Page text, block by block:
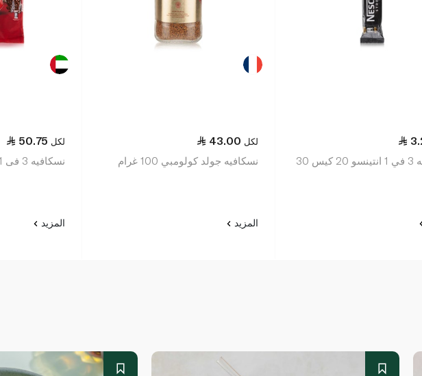
نسكافيه 3 في 1 انتينسو 20 كيس 30
43.00 لكل
نسكافيه جولد كولومبي 100 غرام
المزيد
50.75 لكل
نسكافيه 3 فى 1 20 غرام x 30
المزيد